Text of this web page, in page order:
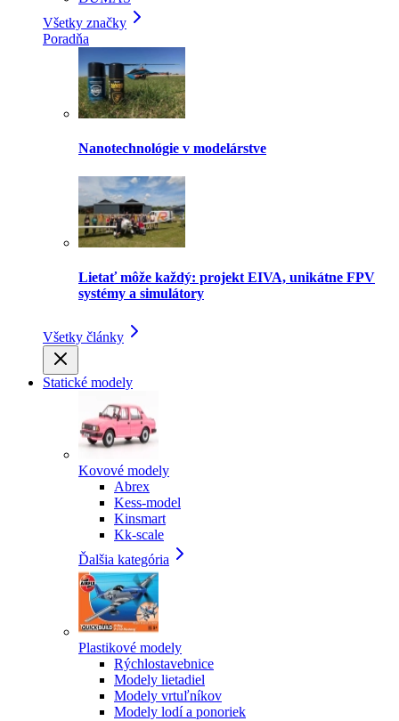
Všetky značky
Poradňa
Nanotechnológie v modelárstve
Lietať môže každý: projekt EIVA, unikátne FPV
systémy a simulátory
Všetky články
Statické modely
Kovové modely
Abrex
Kess-model
Kinsmart
Kk-scale
Ďalšia kategória
Plastikové modely
Rýchlostavebnice
Modely lietadiel
Modely vrtuľníkov
Modely lodí a ponoriek